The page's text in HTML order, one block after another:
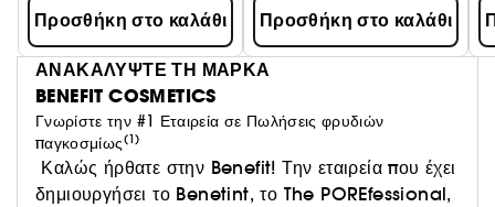
Προσθήκη στο καλάθι Προσθήκη στο καλάθι
ΑΝΑΚΑΛΥΨΤΕ ΤΗ ΜΑΡΚΑ
BENEFIT COSMETICS
Γνωρίστε την #1 Εταιρεία σε Πωλήσεις φρυδιών
παγκοσμίως(1)
Καλώς ήρθατε στην Benefit! Την εταιρεία που έχει
δημιουργήσει το Benetint, το The POREfessional,